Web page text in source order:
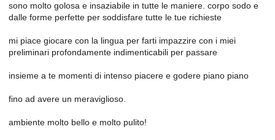
sono molto golosa e insaziabile in tutte le maniere. corpo sodo e
dalle forme perfette per soddisfare tutte le tue richieste
mi piace giocare con la lingua per farti impazzire con i miei
preliminari profondamente indimenticabili per passare
insieme a te momenti di intenso piacere e godere piano piano
fino ad avere un meraviglioso.
ambiente molto bello e molto pulito!